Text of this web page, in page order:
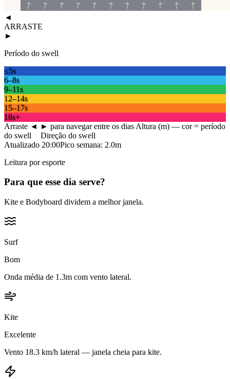
◄
ARRASTE
►
Período do swell
≤5s
6–8s
9–11s
12–14s
15–17s
18s+
Arraste ◄ ► para navegar entre os dias Altura (m) — cor = período
do swell
Direção do swell
Atualizado 20:00Pico semana: 2.0m
Leitura por esporte
Para que esse dia serve?
Kite e Bodyboard dividem a melhor janela.
Surf
Bom
Onda média de 1.3m com vento lateral.
Kite
Excelente
Vento 18.3 km/h lateral — janela cheia para kite.